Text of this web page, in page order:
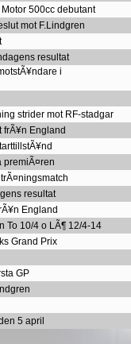
500cc debutant
mot F.Lindgren
resultat
i
strider mot RF-stadgar
frÃ¥n England
premiÃ¤ren
resultat
England
To 10/4 o LÃ¶ 12/4-14
Grand Prix
GP
5 april